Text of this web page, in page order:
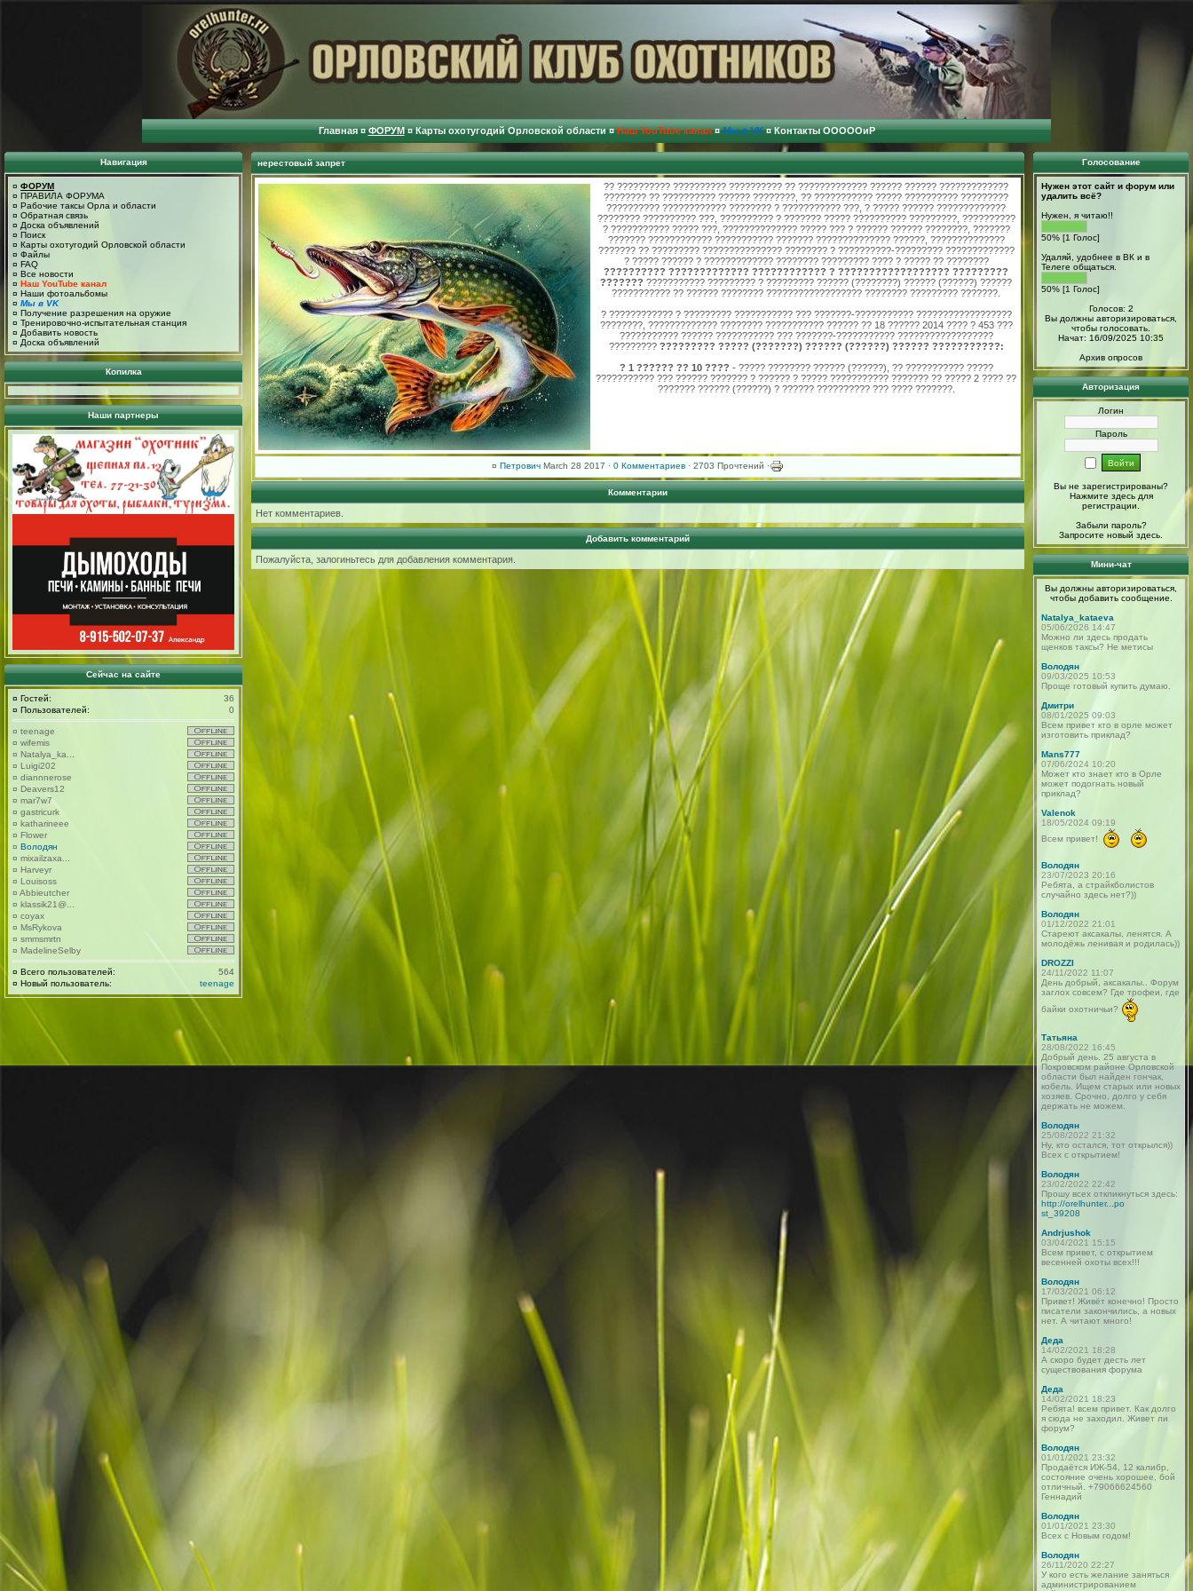
Главная ¤ ФОРУМ ¤ Карты охотугодий Орловской области ¤ Наш YouTube канал ¤ Мы в VK ¤ Контакты ОООООиР
Навигация
¤ ФОРУМ
¤ ПРАВИЛА ФОРУМА
¤ Рабочие таксы Орла и области
¤ Обратная связь
¤ Доска объявлений
¤ Поиск
¤ Карты охотугодий Орловской области
¤ Файлы
¤ FAQ
¤ Все новости
¤ Наш YouTube канал
¤ Наши фотоальбомы
¤ Мы в VK
¤ Получение разрешения на оружие
¤ Тренировочно-испытательная станция
¤ Добавить новость
¤ Доска объявлений
Копилка
Наши партнеры
Сейчас на сайте
¤ Гостей:
36
¤ Пользователей: 0
¤ teenage
¤ wifemis
¤ Natalya_ka...
¤ Luigi202
¤ diannnerose
¤ Deavers12
¤ mar7w7
¤ gastricurk
¤ katharineee
¤ Flower
¤ Володян
¤ mixailzaxa...
¤ Harveyr
¤ Louisoss
¤ Abbieutcher
¤ klassik21@...
¤ coyax
¤ MsRykova
¤ smmsmrtn
¤ MadelineSelby
¤ Всего пользователей:
564
¤ Новый пользователь: teenage
нерестовый запрет
?? ?????????? ?????????? ?????????? ?? ????????????? ?????? ?????? ?????????????
???????? ?? ?????????? ?????? ????????, ?? ??????????? ????? ?????????? ?????????
?????????? ???????????? ???????? ? ??????????? ???, ? ????? ?????? ?????????????
???????? ?????????? ???, ?????????? ? ??????? ????? ?????????? ?????????, ??????????
? ??????????? ????? ???, ?????????????? ????? ??? ? ?????? ?????? ????????, ???????
??????? ???????????? ??????????? ??????? ?????????????? ??????, ??????????????
??????? ?? ????????? ??????????????? ???????? ? ??????????-????????? ?????????????
? ????? ?????? ? ????????????? ???????? ????????? ???? ? ????? ?? ????????
?????????? ????????????? ???????????? ? ?????????????????? ?????????
??????? ??????????? ????????? ? ????????? ?????? (????????) ?????? (??????) ??????
??????????? ?? ?????? ???????? ?????????????????? ???????? ????????? ???????.
? ???????????? ? ????????? ??????????? ??? ???????-??????????? ??????????????????
????????, ????????????? ???????? ??????????? ?????? ?? 18 ?????? 2014 ???? ? 453 ???
??????????? ?????? ??????????? ??? ???????-??????????? ??????????????????
????????? ????????? ????? (???????) ?????? (??????) ?????? ???????????:
? 1 ?????? ?? 10 ???? - ????? ???????? ?????? (??????), ?? ??????????? ?????
??????????? ??? ?????? ??????? ? ?????? ? ????? ??????????? ??????? ?? ????? 2 ???? ??
??????? ?????? (??????) ? ?????? ?????????? ??? ???? ???????.
¤ Петрович March 28 2017 · 0 Комментариев · 2703 Прочтений ·
Комментарии
Нет комментариев.
Добавить комментарий
Пожалуйста, залогиньтесь для добавления комментария.
Голосование
Нужен этот сайт и форум или
удалить всё?
Нужен, я читаю!!
50% [1 Голос]
Удаляй, удобнее в ВК и в
Телеге общаться.
50% [1 Голос]
Голосов: 2
Вы должны авторизироваться,
чтобы голосовать.
Начат: 16/09/2025 10:35
Архив опросов
Авторизация
Логин
Пароль
Вы не зарегистрированы?
Нажмите здесьдля
регистрации.
Забыли пароль?
Запросите новый здесь.
Мини-чат
Вы должны авторизироваться,
чтобы добавить сообщение.
Natalya_kataeva
05/06/2026 14:47
Можно ли здесь продать
щенков таксы? Не метисы
Володян
09/03/2025 10:53
Проще готовый купить думаю.
Дмитри
08/01/2025 09:03
Всем привет кто в орле может
изготовить приклад?
Mans777
07/06/2024 10:20
Может кто знает кто в Орле
может подогнать новый
приклад?
Valenok
18/05/2024 09:19
Всем привет!
Володян
23/07/2023 20:16
Ребята, а страйкболистов
случайно здесь нет?))
Володян
01/12/2022 21:01
Стареют аксакалы, ленятся. А
молодёжь ленивая и родилась))
DROZZI
24/11/2022 11:07
День добрый, аксакалы.. Форум
заглох совсем? Где трофеи, где
байки охотничьи?
Татьяна
28/08/2022 16:45
Добрый день. 25 августа в
Покровском районе Орловской
области был найден гончак,
кобель. Ищем старых или новых
хозяев. Срочно, долго у себя
держать не можем.
Володян
25/08/2022 21:32
Ну, кто остался, тот открылся))
Всех с открытием!
Володян
23/02/2022 22:42
Прошу всех откликнуться здесь:
http://orelhunter...po
st_39208
Andrjushok
03/04/2021 15:15
Всем привет, с открытием
весенней охоты всех!!!
Володян
17/03/2021 06:12
Привет! Живёт конечно! Просто
писатели закончились, а новых
нет. А читают много!
Деда
14/02/2021 18:28
А скоро будет десть лет
существования форума
Деда
14/02/2021 18:23
Ребята! всем привет. Как долго
я сюда не заходил. Живет ли
форум?
Володян
01/01/2021 23:32
Продаётся ИЖ-54, 12 калибр,
состояние очень хорошее, бой
отличный. +79066624560
Геннадий
Володян
01/01/2021 23:30
Всех с Новым годом!
Володян
26/11/2020 22:27
У кого есть желание заняться
администрированием